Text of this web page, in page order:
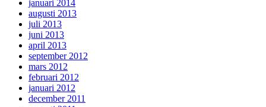
januari 2014
augusti 2013
juli 2013
juni 2013
april 2013
september 2012
mars 2012
februari 2012
januari 2012
december 2011